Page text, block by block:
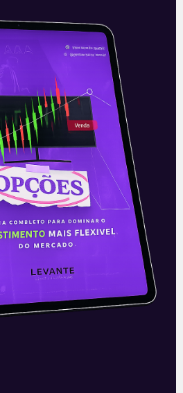
Teksid
(1), logo antes da
a Tupy (TUPY3)
da operação da
com presença global,